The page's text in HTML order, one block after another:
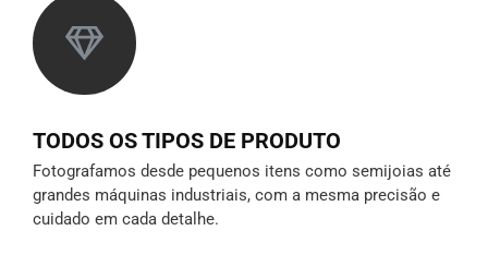
TODOS OS TIPOS DE PRODUTO
Fotografamos desde pequenos itens como semijoias até
grandes máquinas industriais, com a mesma precisão e
cuidado em cada detalhe.